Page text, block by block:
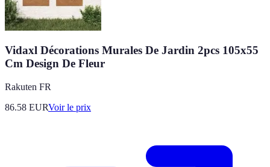
Vidaxl Décorations Murales De Jardin 2pcs 105x55
Cm Design De Fleur
Rakuten FR
86.58 EURVoir le prix